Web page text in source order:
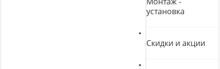
установка
Скидки и акции